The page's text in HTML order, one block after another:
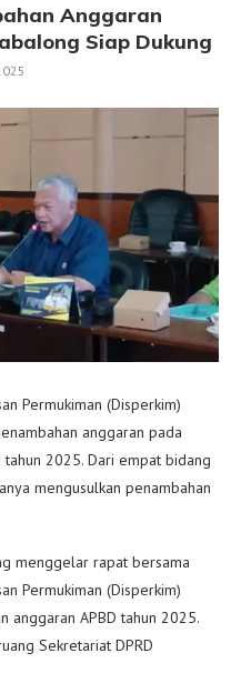
Anggaran
Siap Dukung
Permukiman (Disperkim)
anggaran pada
2025. Dari empat bidang
mengusulkan penambahan
menggelar rapat bersama
Permukiman (Disperkim)
anggaran APBD tahun 2025.
Sekretariat DPRD